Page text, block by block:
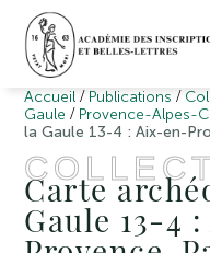
Accueil / Publications /
Gaule / Provence-Alpes-
la Gaule 13-4 : Aix-en-
Carte
Gaule 13-4